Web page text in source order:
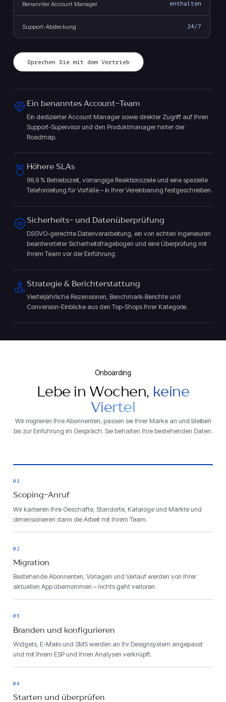
Benannter Account Manager enthalten
Support-Abdeckung 24/7
Sprechen Sie mit dem Vertrieb
Ein benanntes Account-Team
Ein dedizierter Account Manager sowie direkter Zugriff auf Ihren
Support-Supervisor und den Produktmanager hinter der
Roadmap.
Höhere SLAs
99,9 % Betriebszeit, vorrangige Reaktionsziele und eine spezielle
Telefonleitung für Vorfälle – in Ihrer Vereinbarung festgeschrieben.
Sicherheits- und Datenüberprüfung
DSGVO-gerechte Datenverarbeitung, ein von echten Ingenieuren
beantworteter Sicherheitsfragebogen und eine Überprüfung mit
Ihrem Team vor der Einführung.
Strategie & Berichterstattung
Vierteljährliche Rezensionen, Benchmark-Berichte und
Conversion-Einblicke aus den Top-Shops Ihrer Kategorie.
Onboarding
Lebe in Wochen, keine
Viertel
Wir migrieren Ihre Abonnenten, passen sie Ihrer Marke an und bleiben
bis zur Einführung im Gespräch. Sie behalten Ihre bestehenden Daten.
01
Scoping-Anruf
Wir kartieren Ihre Geschäfte, Standorte, Kataloge und Märkte und
dimensionieren dann die Arbeit mit Ihrem Team.
02
Migration
Bestehende Abonnenten, Vorlagen und Verlauf werden von Ihrer
aktuellen App übernommen – nichts geht verloren.
03
Branden und konfigurieren
Widgets, E-Mails und SMS werden an Ihr Designsystem angepasst
und mit Ihrem ESP und Ihren Analysen verknüpft.
04
Starten und überprüfen